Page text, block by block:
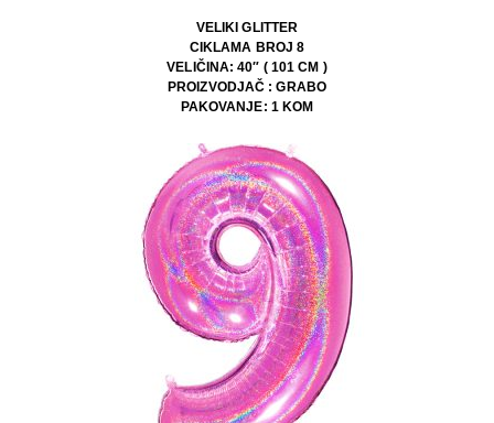
VELIKI GLITTER
CIKLAMA BROJ 8
VELIČINA: 40″ ( 101 CM )
PROIZVODJAČ : GRABO
PAKOVANJE: 1 KOM